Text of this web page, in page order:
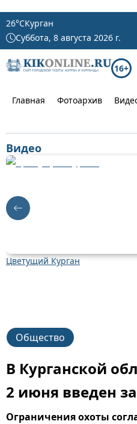
26°CКурган
Суббота, 8 августа 2026 г.
16+
Главная Фотоархив
Видео
Цветущий Курган
Общество
В Курганской
2 июня введен
Ограничения охоты